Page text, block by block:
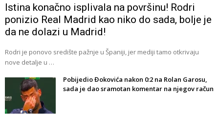
Istina konačno isplivala na površinu! Rodri
ponizio Real Madrid kao niko do sada, bolje je
da ne dolazi u Madrid!
Rodri je ponovo središte pažnje u Španiji, jer mediji tamo otkrivaju
nove detalje u …
Pobijedio Đokovića nakon 0:2 na Rolan Garosu,
sada je dao sramotan komentar na njegov račun